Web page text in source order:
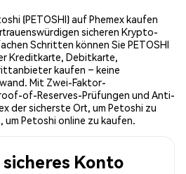
(PETOSHI) auf Phemex kaufen
sicheren Krypto-
Schritten können Sie PETOSHI
Kreditkarte, Debitkarte,
kaufen – keine
Mit Zwei-Faktor-
of-Reserves-Prüfungen und Anti-
der sicherste Ort, um Petoshi zu
Petoshi online zu kaufen.
Konto